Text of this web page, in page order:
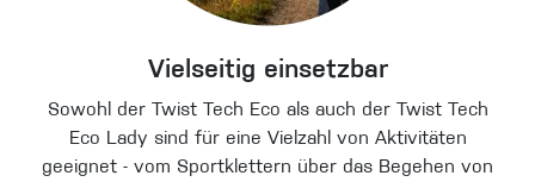
Vielseitig einsetzbar
Sowohl der Twist Tech Eco als auch der Twist Tech
Eco Lady sind für eine Vielzahl von Aktivitäten
geeignet - vom Sportklettern über das Begehen von